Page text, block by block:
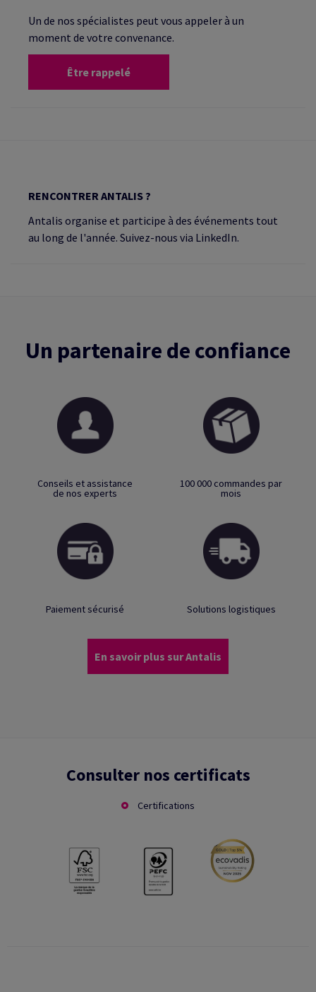
Un de nos spécialistes peut vous appeler à un
moment de votre convenance.
Être rappelé
RENCONTRER ANTALIS ?
Antalis organise et participe à des événements tout
au long de l'année. Suivez-nous via LinkedIn.
Un partenaire de confiance
Conseils et assistance
de nos experts
100 000 commandes par
mois
Paiement sécurisé Solutions logistiques
En savoir plus sur Antalis
Consulter nos certificats
Certifications